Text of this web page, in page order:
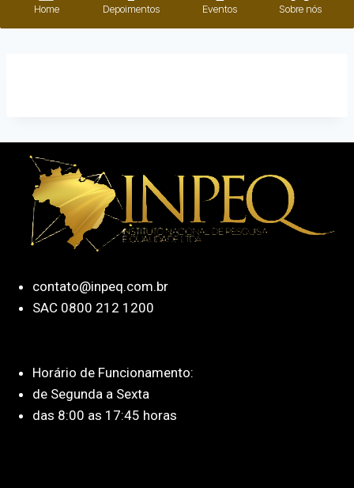
Home Depoimentos Eventos Sobre nós
contato@inpeq.com.br
SAC 0800 212 1200
Horário de Funcionamento:
de Segunda a Sexta
das 8:00 as 17:45 horas